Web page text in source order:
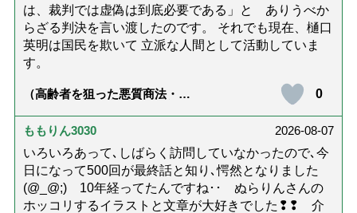
は、裁判では虚偽は到底必要である」と ありうべか
らざる判決を言い渡したのです。 それでも現在、樋口
英明は国民を欺いて 立派な人間として活動していま
す。
（高齢者を狙った悪質商法・訪
ないための4つの対策「騙されや
すい人の特徴は？」【社会福祉
0
ももりん3030
2026-08-07
いろいろあって､しばらく訪問していなかったので､今
日になって500回が最終話と知り､愕然となりました
(@_@;) 10年経ってたんですね･･ ぬらりんさんの
ホッコリするイラストと文章が大好きでした❢❢ 介